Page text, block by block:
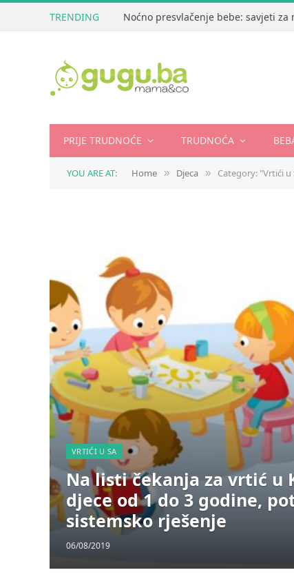
TRENDING Noćno presvlačenje bebe: savjeti
PRIJE TRUDNOĆE TRUDNOĆA
YOU ARE AT: Home » Djeca » Category: "Vrtići u
VRTIĆI U SA
Na listi čekanja za vrtić u
djece od 1 do 3 godine,
sistemsko rješenje
06/08/2019